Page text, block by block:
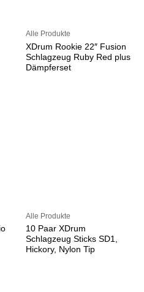
Alle Produkte
XDrum Rookie 22″ Fusion
Schlagzeug Ruby Red plus
Dämpferset
Alle Produkte
10 Paar XDrum
Schlagzeug Sticks SD1,
Hickory, Nylon Tip